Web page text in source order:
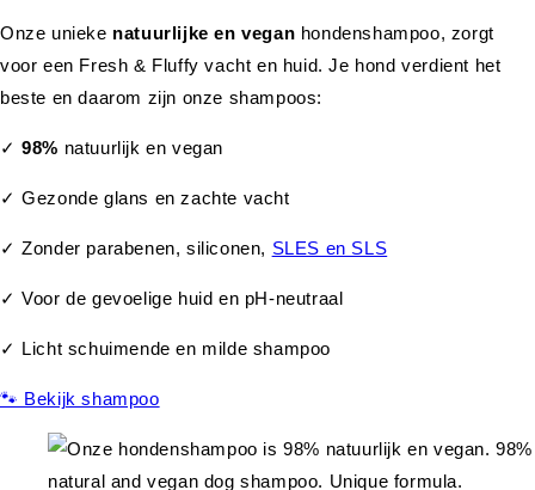
Onze unieke natuurlijke en vegan hondenshampoo, zorgt
voor een Fresh & Fluffy vacht en huid. Je hond verdient het
beste en daarom zijn onze shampoos:
✓98% natuurlijk en vegan
✓ Gezonde glans en zachte vacht
✓ Zonder parabenen, siliconen, SLES en SLS
✓ Voor de gevoelige huid en pH-neutraal
✓ Licht schuimende en milde shampoo
🐾 Bekijk shampoo